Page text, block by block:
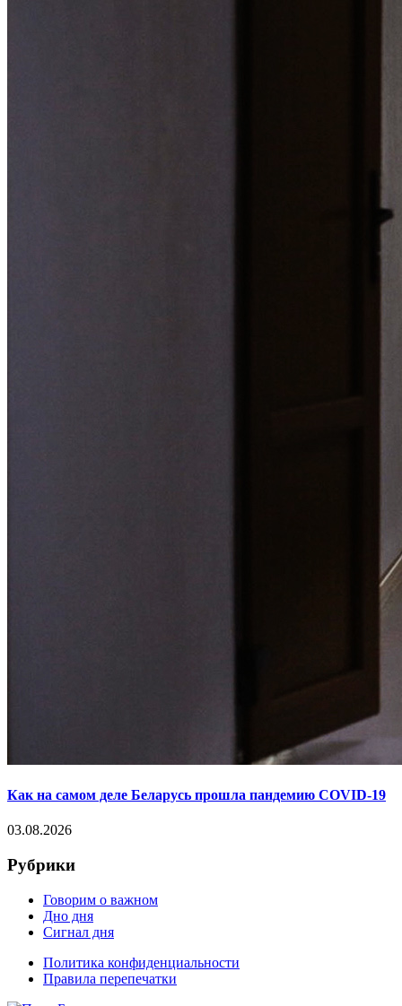
Как на самом деле Беларусь прошла пандемию COVID-19
03.08.2026
Рубрики
Говорим о важном
Дно дня
Сигнал дня
Политика конфиденциальности
Правила перепечатки